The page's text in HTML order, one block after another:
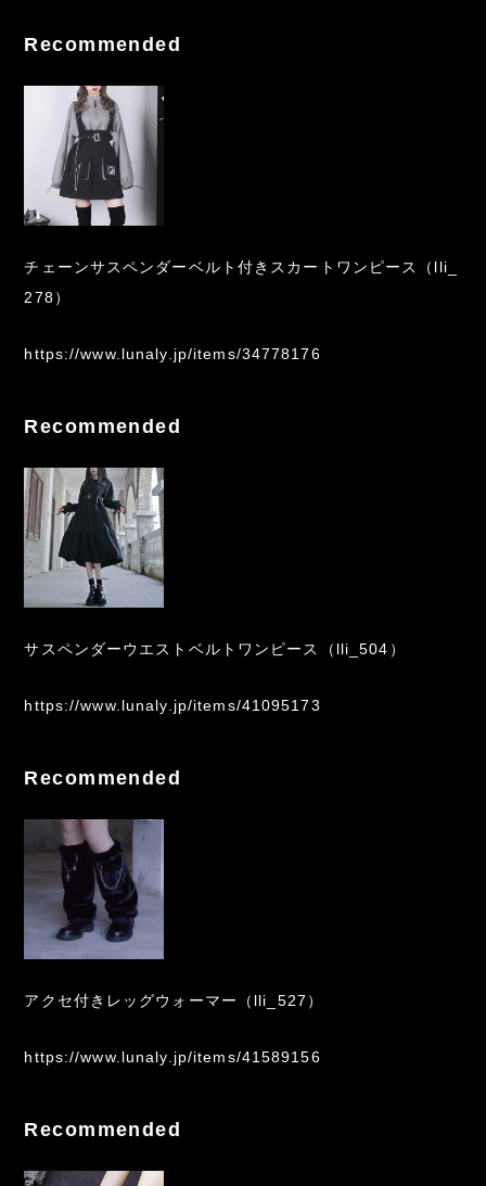
Recommended
チェーンサスペンダーベルト付きスカートワンピース（lli_
278）
https://www.lunaly.jp/items/34778176
Recommended
サスペンダーウエストベルトワンピース（lli_504）
https://www.lunaly.jp/items/41095173
Recommended
アクセ付きレッグウォーマー（lli_527）
https://www.lunaly.jp/items/41589156
Recommended